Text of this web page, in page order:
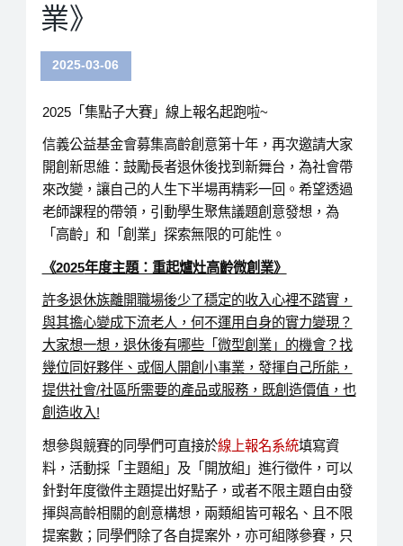
業》
2025-03-06
2025「集點子大賽」線上報名起跑啦~
信義公益基金會募集高齡創意第十年，再次邀請大家
開創新思維：鼓勵長者退休後找到新舞台，為社會帶
來改變，讓自己的人生下半場再精彩一回。希望透過
老師課程的帶領，引動學生聚焦議題創意發想，為
「高齡」和「創業」探索無限的可能性。
《2025年度主題：重起爐灶高齡微創業》
許多退休族離開職場後少了穩定的收入心裡不踏實，
與其擔心變成下流老人，何不運用自身的實力變現？
大家想一想，退休後有哪些「微型創業」的機會？找
幾位同好夥伴、或個人開創小事業，發揮自己所能，
提供社會/社區所需要的產品或服務，既創造價值，也
創造收入!
想參與競賽的同學們可直接於線上報名系統填寫資
料，活動採「主題組」及「開放組」進行徵件，可以
針對年度徵件主題提出好點子，或者不限主題自由發
揮與高齡相關的創意構想，兩類組皆可報名、且不限
提案數；同學們除了各自提案外，亦可組隊參賽，只